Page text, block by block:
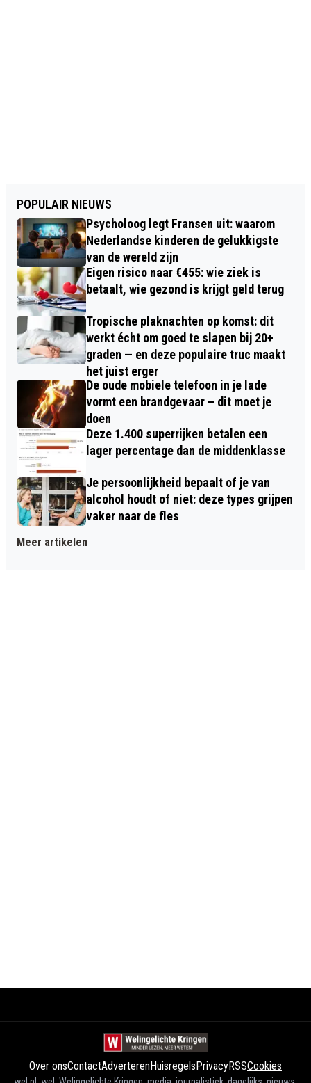
POPULAIR NIEUWS
Psycholoog legt Fransen uit: waarom
Nederlandse kinderen de gelukkigste
van de wereld zijn
Eigen risico naar €455: wie ziek is
betaalt, wie gezond is krijgt geld terug
Tropische plaknachten op komst: dit
werkt écht om goed te slapen bij 20+
graden — en deze populaire truc maakt
het juist erger
De oude mobiele telefoon in je lade
vormt een brandgevaar – dit moet je
doen
Deze 1.400 superrijken betalen een
lager percentage dan de middenklasse
Je persoonlijkheid bepaalt of je van
alcohol houdt of niet: deze types grijpen
vaker naar de fles
Meer artikelen
Over onsContactAdverterenHuisregelsPrivacyRSSCookies